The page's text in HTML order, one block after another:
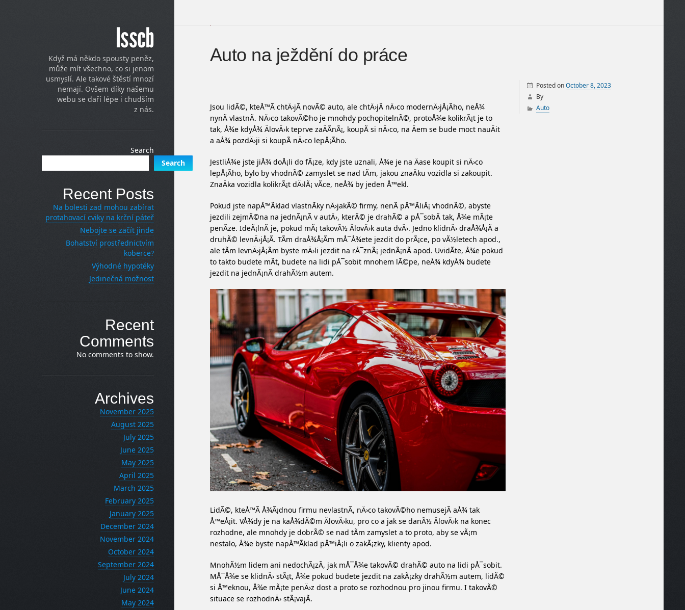
Isscb
Když má někdo spousty peněz,
může mít všechno, co si jenom
usmyslí. Ale takové štěstí mnozí
nemají. Ovšem díky našemu
webu se daří lépe i chudším
z nás.
Auto na ježdění do práce
Jsou lidÃ©, kteÅ™Ã­ chtÄ›jÃ­ novÃ© auto, ale chtÄ›jÃ­ nÄ›co modernÄ›jÅ¡Ã­ho, neÅ¾
nynÃ­ vlastnÃ­. NÄ›co takovÃ©ho je mnohdy pochopitelnÃ©, protoÅ¾e kolikrÃ¡t je to
tak, Å¾e kdyÅ¾ ÄlovÄ›k teprve zaÄÃ­nÃ¡, koupÃ­ si nÄ›co, na Äem se bude moct nauÄit
a aÅ¾ pozdÄ›ji si koupÃ­ nÄ›co lepÅ¡Ã­ho.
JestliÅ¾e jste jiÅ¾ doÅ¡li do fÃ¡ze, kdy jste uznali, Å¾e je na Äase koupit si nÄ›co
lepÅ¡Ã­ho, bylo by vhodnÃ© zamyslet se nad tÃ­m, jakou znaÄku vozidla si zakoupit.
ZnaÄka vozidla kolikrÃ¡t dÄ›lÃ¡ vÃ­ce, neÅ¾ by jeden Å™ekl.
Pokud jste napÅ™Ã­klad vlastnÃ­ky nÄ›jakÃ© firmy, nenÃ­ pÅ™Ã­liÅ¡ vhodnÃ©, abyste
jezdili zejmÃ©na na jednÃ¡nÃ­ v autÄ›, kterÃ© je drahÃ© a pÅ¯sobÃ­ tak, Å¾e mÃ¡te
penÃ­ze. IdeÃ¡lnÃ­ je, pokud mÃ¡ takovÃ½ ÄlovÄ›k auta dvÄ›. Jedno klidnÄ› draÅ¾Å¡Ã­ a
druhÃ© levnÄ›jÅ¡Ã­. TÃ­m draÅ¾Å¡Ã­m mÅ¯Å¾ete jezdit do prÃ¡ce, po vÃ½letech apod.,
ale tÃ­m levnÄ›jÅ¡Ã­m byste mÄ›li jezdit na rÅ¯znÃ¡ jednÃ¡nÃ­ apod. UvidÃ­te, Å¾e pokud
to takto budete mÃ­t, budete na lidi pÅ¯sobit mnohem lÃ©pe, neÅ¾ kdyÅ¾ budete
jezdit na jednÃ¡nÃ­ drahÃ½m autem.
LidÃ©, kteÅ™Ã­ Å¾Ã¡dnou firmu nevlastnÃ­, nÄ›co takovÃ©ho nemusejÃ­ aÅ¾ tak
Å™eÅ¡it. VÅ¾dy je na kaÅ¾dÃ©m ÄlovÄ›ku, pro co a jak se danÃ½ ÄlovÄ›k na konec
rozhodne, ale mnohdy je dobrÃ© se nad tÃ­m zamyslet a to proto, aby se vÃ¡m
nestalo, Å¾e byste napÅ™Ã­klad pÅ™iÅ¡li o zakÃ¡zky, klienty apod.
MnohÃ½m lidem ani nedochÃ¡zÃ­, jak mÅ¯Å¾e takovÃ© drahÃ© auto na lidi pÅ¯sobit.
MÅ¯Å¾e se klidnÄ› stÃ¡t, Å¾e pokud budete jezdit na zakÃ¡zky drahÃ½m autem, lidÃ©
si Å™eknou, Å¾e mÃ¡te penÄ›z dost a proto se rozhodnou pro jinou firmu. I takovÃ©
situace se rozhodnÄ› stÃ¡vajÃ­.
Posted onOctober 8, 2023
By
Auto
Search
Search
Recent Posts
Na bolesti zad mohou zabírat
protahovací cviky na krční páteř
Nebojte se začít jinde
Bohatství prostřednictvím
koberce?
Výhodné hypotéky
Jedinečná možnost
Recent
Comments
No comments to show.
Archives
November 2025
August 2025
July 2025
June 2025
May 2025
April 2025
March 2025
February 2025
January 2025
December 2024
November 2024
October 2024
September 2024
July 2024
June 2024
May 2024